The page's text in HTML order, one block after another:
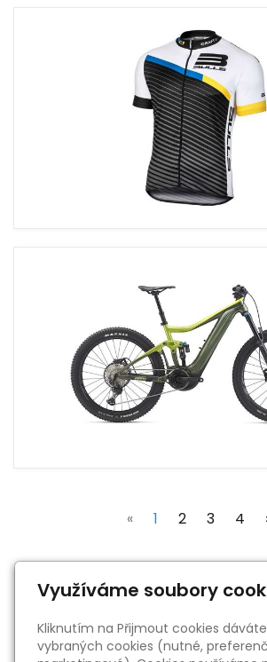
« 1(current)
2 3 4
Využíváme soubory
Kliknutím na Přijmout cookies
vybraných cookies (nutné,